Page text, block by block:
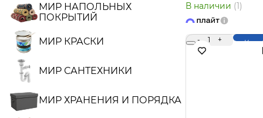
МИР НАПОЛЬНЫХ
ПОКРЫТИЙ
МИР КРАСКИ
МИР САНТЕХНИКИ
МИР ХРАНЕНИЯ И ПОРЯДКА
В наличии (1)
- 1 +